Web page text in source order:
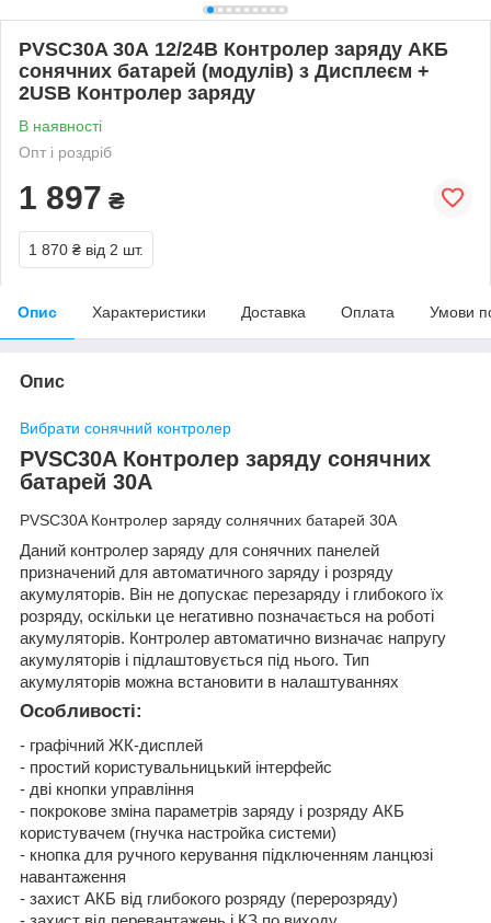
PVSC30A 30А 12/24В Контролер заряду АКБ
сонячних батарей (модулів) з Дисплеєм +
2USB Контролер заряду
В наявності
Опт і роздріб
1 897 ₴
1 870 ₴ від 2 шт.
Опис Характеристики Доставка Оплата Умови
Опис
Вибрати сонячний контролер
PVSC30A Контролер заряду сонячних
батарей 30А
PVSC30A Контролер заряду солнячних батарей 30А
Даний контролер заряду для сонячних панелей
призначений для автоматичного заряду і розряду
акумуляторів. Він не допускає перезаряду і глибокого їх
розряду, оскільки це негативно позначається на роботі
акумуляторів. Контролер автоматично визначає напругу
акумуляторів і підлаштовується під нього. Тип
акумуляторів можна встановити в налаштуваннях
Особливості:
- графічний ЖК-дисплей
- простий користувальницький інтерфейс
- дві кнопки управління
- покрокове зміна параметрів заряду і розряду АКБ
користувачем (гнучка настройка системи)
- кнопка для ручного керування підключенням ланцюзі
навантаження
- захист АКБ від глибокого розряду (перерозряду)